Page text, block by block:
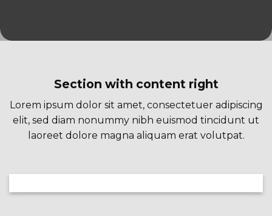
Section with content right
Lorem ipsum dolor sit amet, consectetuer adipiscing
elit, sed diam nonummy nibh euismod tincidunt ut
laoreet dolore magna aliquam erat volutpat.